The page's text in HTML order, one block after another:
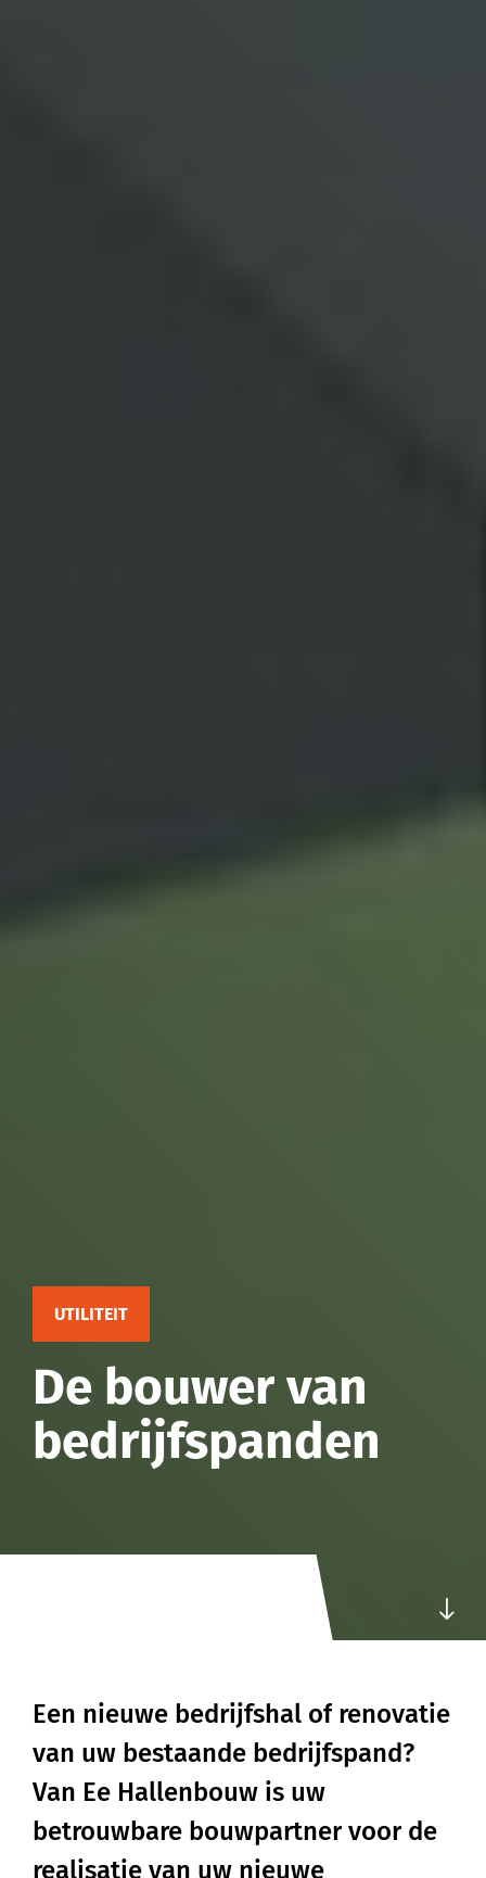
UTILITEIT
De bouwer van
bedrijfspanden
Een nieuwe bedrijfshal of renovatie
van uw bestaande bedrijfspand?
Van Ee Hallenbouw is uw
betrouwbare bouwpartner voor de
realisatie van uw nieuwe